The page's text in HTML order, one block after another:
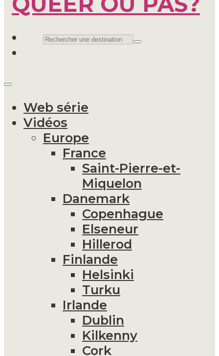
Web série
Vidéos
Europe
France
Saint-Pierre-et-
Miquelon
Danemark
Copenhague
Elseneur
Hillerod
Finlande
Helsinki
Turku
Irlande
Dublin
Kilkenny
Cork